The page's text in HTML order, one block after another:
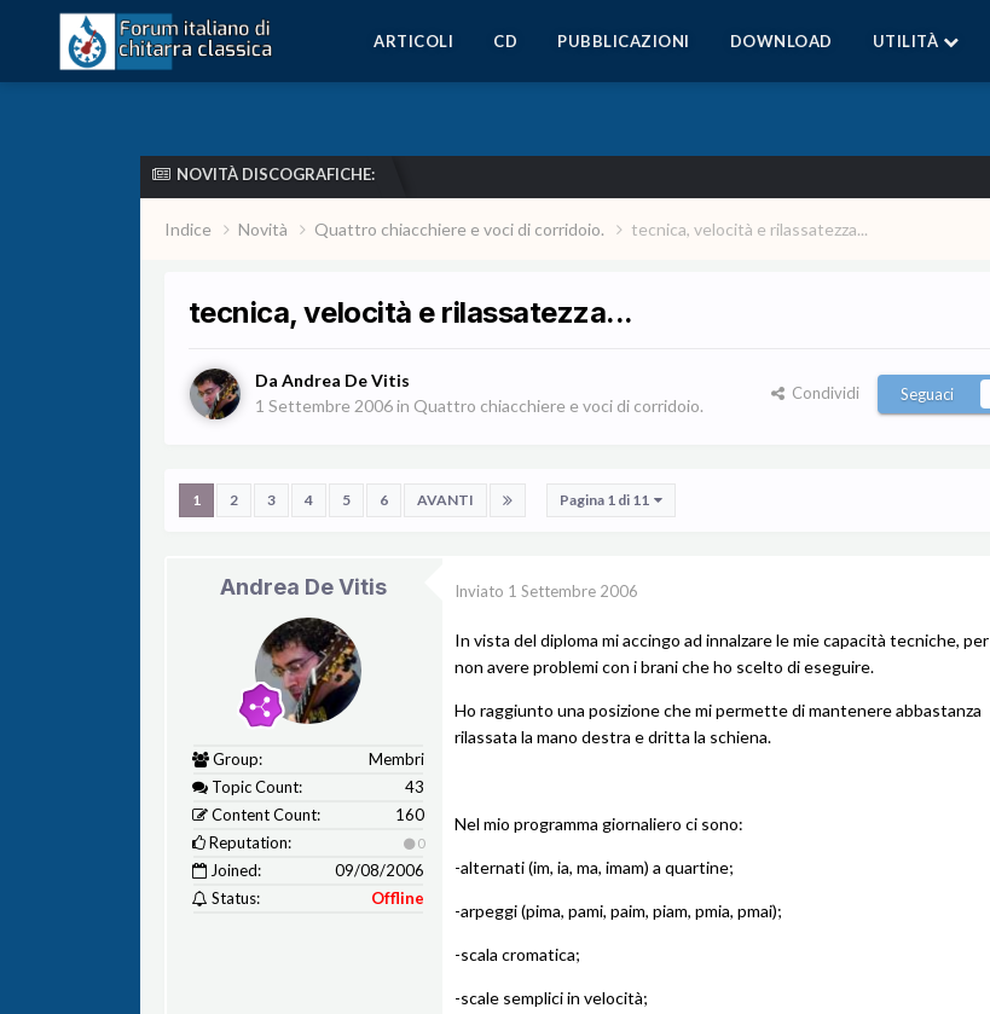
ARTICOLI CD PUBBLICAZIONI DOWNLOAD UTILITÀ
NOVITÀ DISCOGRAFICHE:
Indice Novità Quattro chiacchiere e voci di corridoio. tecnica, velocità e rilassatezza...
tecnica, velocità e rilassatezza...
Da Andrea De Vitis
1 Settembre 2006in Quattro chiacchiere e voci di corridoio.
Condividi Seguaci
1 2 3 4 5 6 AVANTI Pagina 1 di 11
Andrea De Vitis
Group:
Membri
Topic Count:
43
Content Count:
160
Reputation:
0
Joined:
09/08/2006
Status:
Offline
Inviato 1 Settembre 2006
In vista del diploma mi accingo ad innalzare le mie capacità tecniche, per
non avere problemi con i brani che ho scelto di eseguire.
Ho raggiunto una posizione che mi permette di mantenere abbastanza
rilassata la mano destra e dritta la schiena.
Nel mio programma giornaliero ci sono:
-alternati (im, ia, ma, imam) a quartine;
-arpeggi (pima, pami, paim, piam, pmia, pmai);
-scala cromatica;
-scale semplici in velocità;